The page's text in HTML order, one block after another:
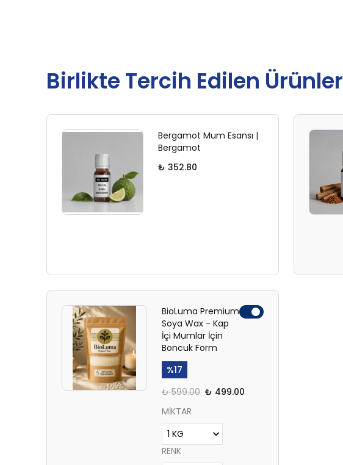
Birlikte Tercih Edilen Ürünler
Bergamot Mum Esansı |
Bergamot
₺ 352.80
BioLuma Premium
Soya Wax - Kap
İçi Mumlar İçin
Boncuk Form
%17
₺ 599.00 ₺ 499.00
MİKTAR
RENK